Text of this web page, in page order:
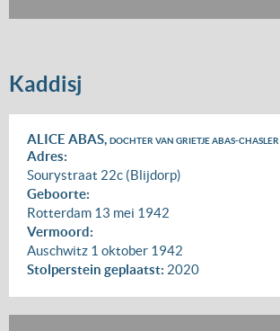
Kaddisj
ALICE ABAS, DOCHTER VAN GRIETJE ABAS-
Adres:
Sourystraat 22c (Blijdorp)
Geboorte:
Rotterdam 13 mei 1942
Vermoord:
Auschwitz 1 oktober 1942
Stolperstein geplaatst: 2020